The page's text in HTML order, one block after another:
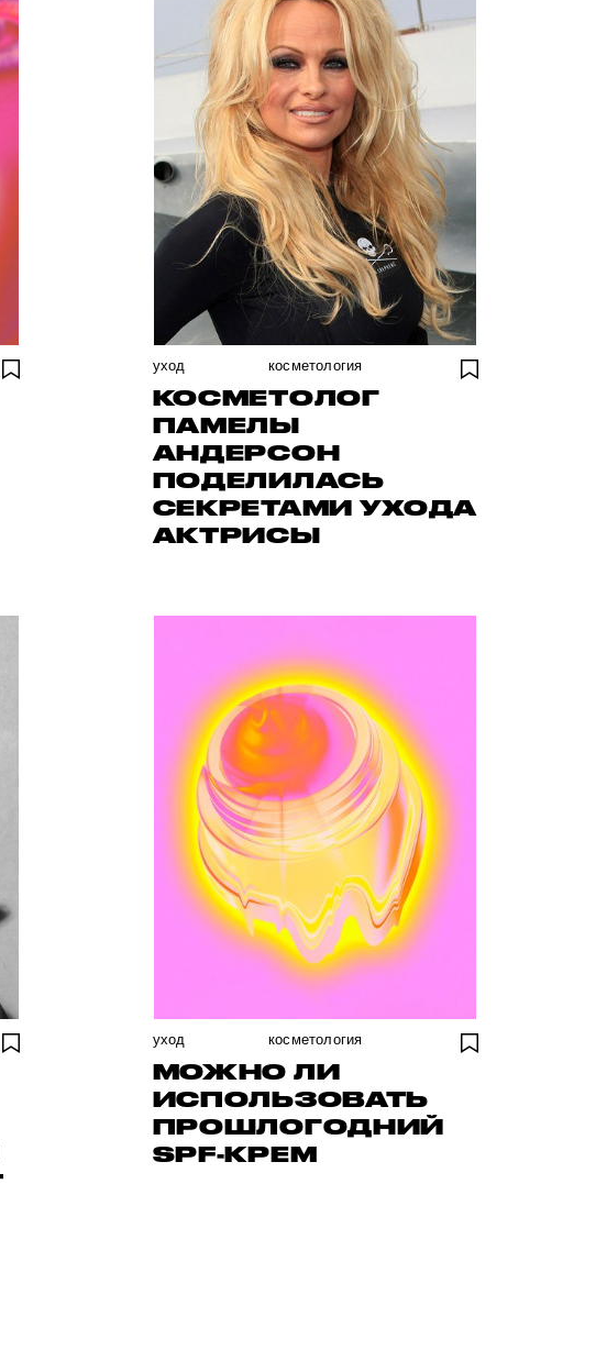
уход косметология
КОСМЕТОЛОГ
ПАМЕЛЫ
АНДЕРСОН
ПОДЕЛИЛАСЬ
СЕКРЕТАМИ УХОДА
АКТРИСЫ
уход косметология
МОЖНО ЛИ
ИСПОЛЬЗОВАТЬ
ПРОШЛОГОДНИЙ
SPF-КРЕМ